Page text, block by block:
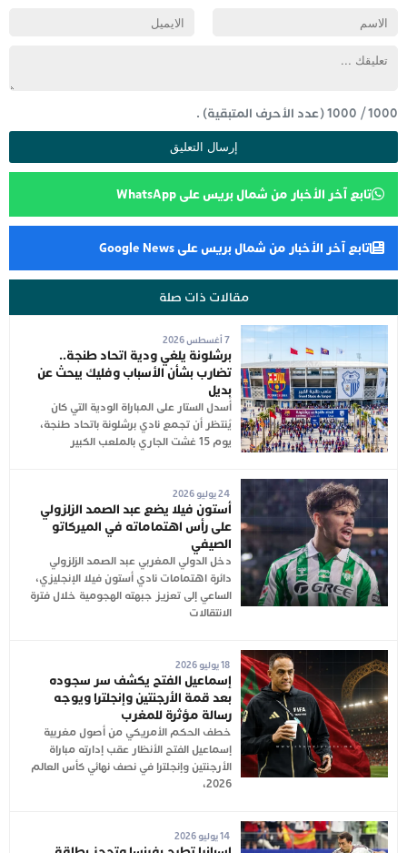
1000
/
1000(عدد الأحرف المتبقية) .
تابع آخر الأخبار من شمال بريس على WhatsApp
تابع آخر الأخبار من شمال بريس على Google News
مقالات ذات صلة
7 أغسطس 2026
برشلونة يلغي ودية اتحاد طنجة..
تضارب بشأن الأسباب وفليك يبحث عن
بديل
أُسدل الستار على المباراة الودية التي كان
يُنتظر أن تجمع نادي برشلونة باتحاد طنجة،
يوم 15 غشت الجاري بالملعب الكبير
24 يوليو 2026
أستون فيلا يضع عبد الصمد الزلزولي
على رأس اهتماماته في الميركاتو
الصيفي
دخل الدولي المغربي عبد الصمد الزلزولي
دائرة اهتمامات نادي أستون فيلا الإنجليزي،
الساعي إلى تعزيز جبهته الهجومية خلال فترة
الانتقالات
18 يوليو 2026
إسماعيل الفتح يكشف سر سجوده
بعد قمة الأرجنتين وإنجلترا ويوجه
رسالة مؤثرة للمغرب
خطف الحكم الأمريكي من أصول مغربية
إسماعيل الفتح الأنظار عقب إدارته مباراة
الأرجنتين وإنجلترا في نصف نهائي كأس العالم
2026،
14 يوليو 2026